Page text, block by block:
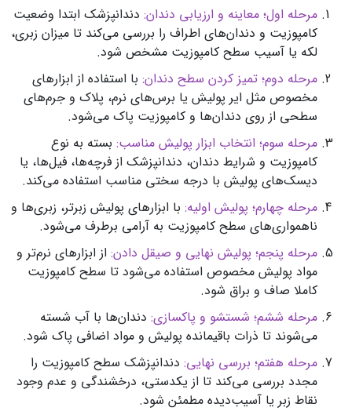
مرحله اول؛ معاینه و ارزیابی دندان: دندانپزشک ابتدا وضعیت
کامپوزیت و دندان‌های اطراف را بررسی می‌کند تا میزان زبری،
لکه یا آسیب سطح کامپوزیت مشخص شود.
مرحله دوم؛ تمیز کردن سطح دندان: با استفاده از ابزارهای
مخصوص مثل ایر پولیش یا برس‌های نرم، پلاک و جرم‌های
سطحی از روی دندان‌ها و کامپوزیت پاک می‌شود.
مرحله سوم؛ انتخاب ابزار پولیش مناسب: بسته به نوع
کامپوزیت و شرایط دندان، دندانپزشک از فرچه‌ها، فیل‌ها، یا
دیسک‌های پولیش با درجه سختی مناسب استفاده می‌کند.
مرحله چهارم؛ پولیش اولیه: با ابزارهای پولیش زبرتر، زبری‌ها و
ناهمواری‌های سطح کامپوزیت به آرامی برطرف می‌شود.
مرحله پنجم؛ پولیش نهایی و صیقل دادن: از ابزارهای نرم‌تر و
مواد پولیش مخصوص استفاده می‌شود تا سطح کامپوزیت
کاملا صاف و براق شود.
مرحله ششم؛ شستشو و پاکسازی: دندان‌ها با آب شسته
می‌شوند تا ذرات باقیمانده پولیش و مواد اضافی پاک شود.
مرحله هفتم؛ بررسی نهایی: دندانپزشک سطح کامپوزیت را
مجدد بررسی می‌کند تا از یکدستی، درخشندگی و عدم وجود
نقاط زبر یا آسیب‌دیده مطمئن شود.